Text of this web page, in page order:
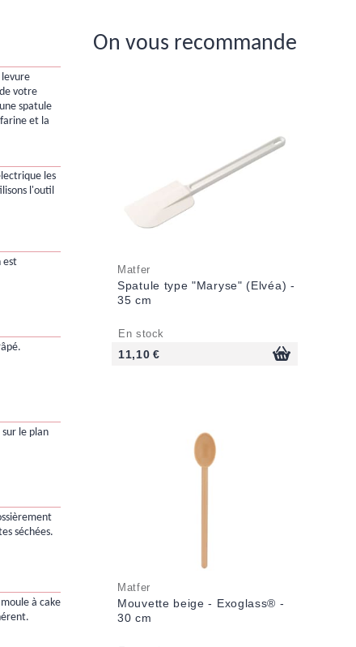
On vous recommande
Matfer
Spatule type "Maryse" (Elvéa) -
35 cm
En stock
11,10 €
Matfer
Mouvette beige - Exoglass® -
30 cm
levure
votre
spatule
et la
les
l'outil
est
le plan
séchées.
à cake